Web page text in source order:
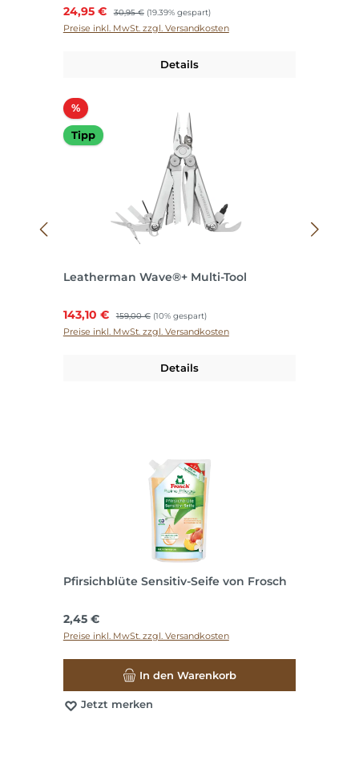
Verkaufspreis:
24,95 € Regulärer Preis:
30,95 € (19.39% gespart)
Preise inkl. MwSt. zzgl. Versandkosten
Details
%Rabatt
Tipp
Leatherman Wave®+ Multi-Tool
Verkaufspreis:
143,10 € Regulärer Preis:
159,00 € (10% gespart)
Preise inkl. MwSt. zzgl. Versandkosten
Details
Pfirsichblüte Sensitiv-Seife von Frosch
Regulärer Preis:
2,45 €
Preise inkl. MwSt. zzgl. Versandkosten
In den Warenkorb
Jetzt merken